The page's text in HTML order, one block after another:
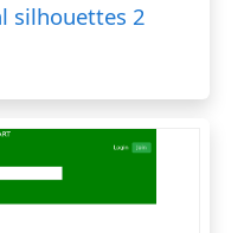
silhouettes 2